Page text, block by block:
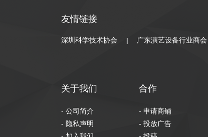
友情链接
深圳科学技术协会 广东演艺设备行业商会
关于我们
- 公司简介
- 隐私声明
合作
- 申请商铺
- 投放广告